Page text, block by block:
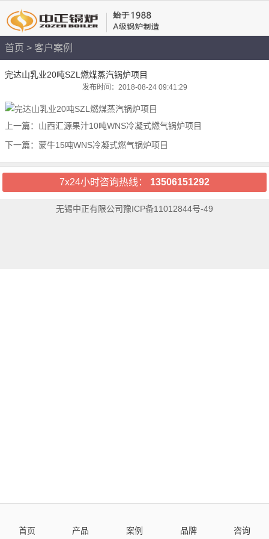
首页 > 客户案例
完达山乳业20吨SZL燃煤蒸汽锅炉项目
发布时间：2018-08-24 09:41:29
上一篇： 山西汇源果汁10吨WNS冷凝式燃气锅炉项目
下一篇： 蒙牛15吨WNS冷凝式燃气锅炉项目
7x24小时咨询热线： 13506151292
无锡中正有限公司豫ICP备11012844号-49
首页 产品 案例 品牌 咨询